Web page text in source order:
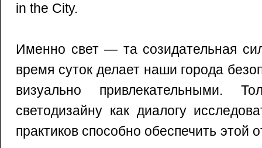
in the City.
Именно свет — та созидательная
время суток делает наши города
визуально привлекательными.
светодизайну как диалогу
практиков способно обеспечить этой